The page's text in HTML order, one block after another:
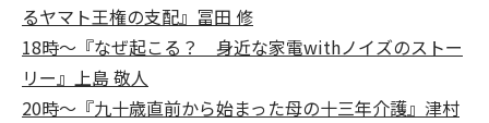
るヤマト王権の支配』冨田 修
18時～『なぜ起こる？ 身近な家電withノイズのストー
リー』上島 敬人
20時～『九十歳直前から始まった母の十三年介護』津村